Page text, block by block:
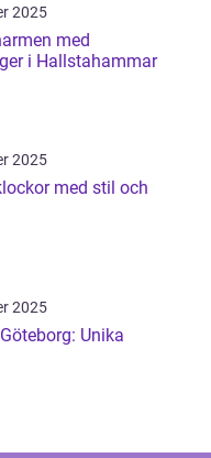
2025
med
i Hallstahammar
2025
med stil och
2025
Unika